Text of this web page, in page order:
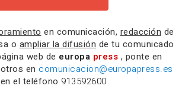
en comunicación, redacción de
o ampliar la difusión de tu comunicado
web de europa press , ponte en
en comunicacion@europapress.es
el teléfono 913592600